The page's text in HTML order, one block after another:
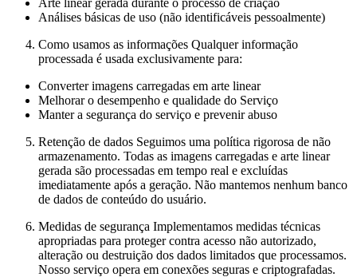
Análises básicas de uso (não identificáveis pessoalmente)
Como usamos as informações Qualquer informação
processada é usada exclusivamente para:
Converter imagens carregadas em arte linear
Melhorar o desempenho e qualidade do Serviço
Manter a segurança do serviço e prevenir abuso
Retenção de dados Seguimos uma política rigorosa de não
armazenamento. Todas as imagens carregadas e arte linear
gerada são processadas em tempo real e excluídas
imediatamente após a geração. Não mantemos nenhum banco
de dados de conteúdo do usuário.
Medidas de segurança Implementamos medidas técnicas
apropriadas para proteger contra acesso não autorizado,
alteração ou destruição dos dados limitados que processamos.
Nosso serviço opera em conexões seguras e criptografadas.